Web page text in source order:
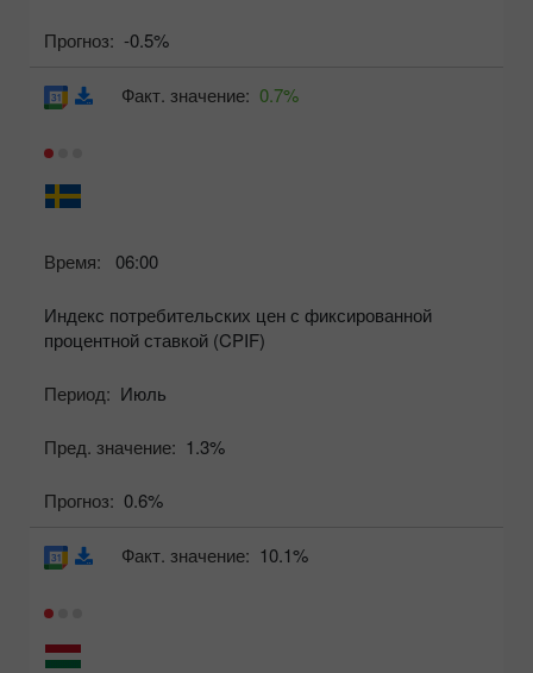
Прогноз: -0.5%
Время: 06:00
Индекс потребительских цен с фиксированной
процентной ставкой (CPIF)
Период: Июль
Пред. значение: 1.3%
Прогноз: 0.6%
Факт. значение: 0.7%
Факт. значение: 10.1%